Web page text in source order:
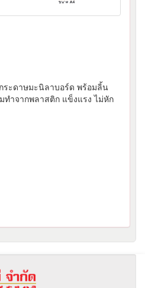
ะดาษมะนิลาบอร์ด พร้อมลิ้น
ำจากพลาสติก แข็งแรง ไม่หัก